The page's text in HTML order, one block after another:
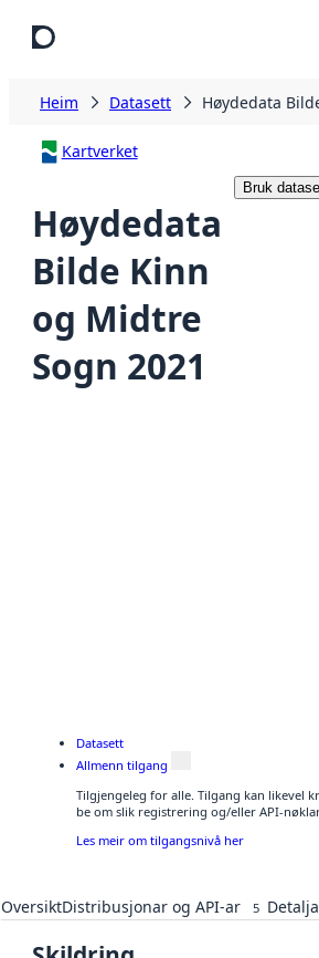
Heim Datasett Høydedata
Kartverket
Høydedata
Bilde Kinn
og Midtre
Sogn 2021
Bruk
Datasett
Allmenn tilgang
Tilgjengeleg for alle. Tilgang kan likevel
be om slik registrering og/eller API-
Les meir om tilgangsnivå her
OversiktDistribusjonar og API-ar 5